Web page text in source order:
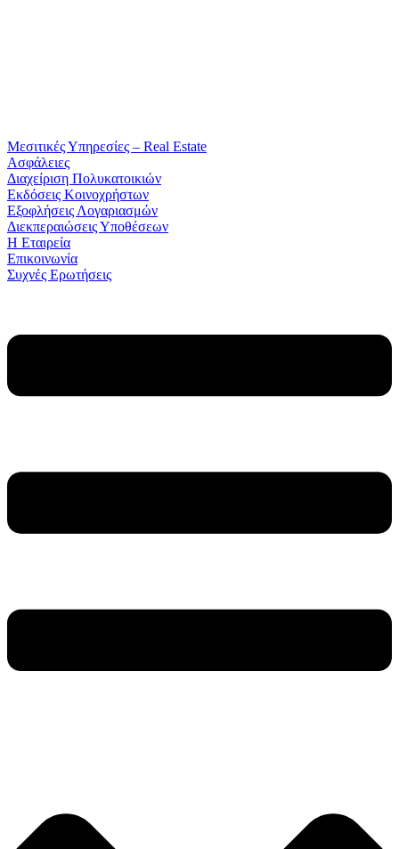
Μεσιτικές Υπηρεσίες – Real Estate
Ασφάλειες
Διαχείριση Πολυκατοικιών
Εκδόσεις Κοινοχρήστων
Εξοφλήσεις Λογαριασμών
Διεκπεραιώσεις Υποθέσεων
Η Εταιρεία
Επικοινωνία
Συχνές Ερωτήσεις